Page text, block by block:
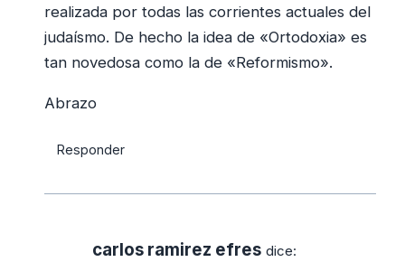
realizada por todas las corrientes actuales del
judaísmo. De hecho la idea de «Ortodoxia» es
tan novedosa como la de «Reformismo».
Abrazo
Responder
carlos ramirez efres dice: